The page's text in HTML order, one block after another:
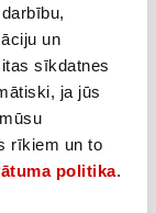
un
sīkdatnes
ja jūs
rīkiem un to
politika.